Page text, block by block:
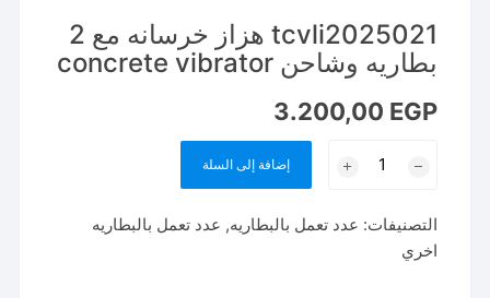
tcvli2025021 هزاز خرسانه مع 2
بطاريه وشاحن concrete vibrator
3.200,00 EGP
tcvli2025021
خرسانه
مع
إضافة إلى السلة
التصنيفات: عدد تعمل بالبطاريه, عدد تعمل بالبطاريه
اخري